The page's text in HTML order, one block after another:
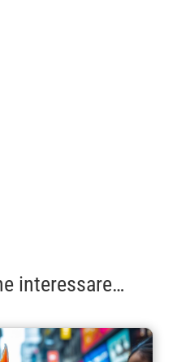
interessare…